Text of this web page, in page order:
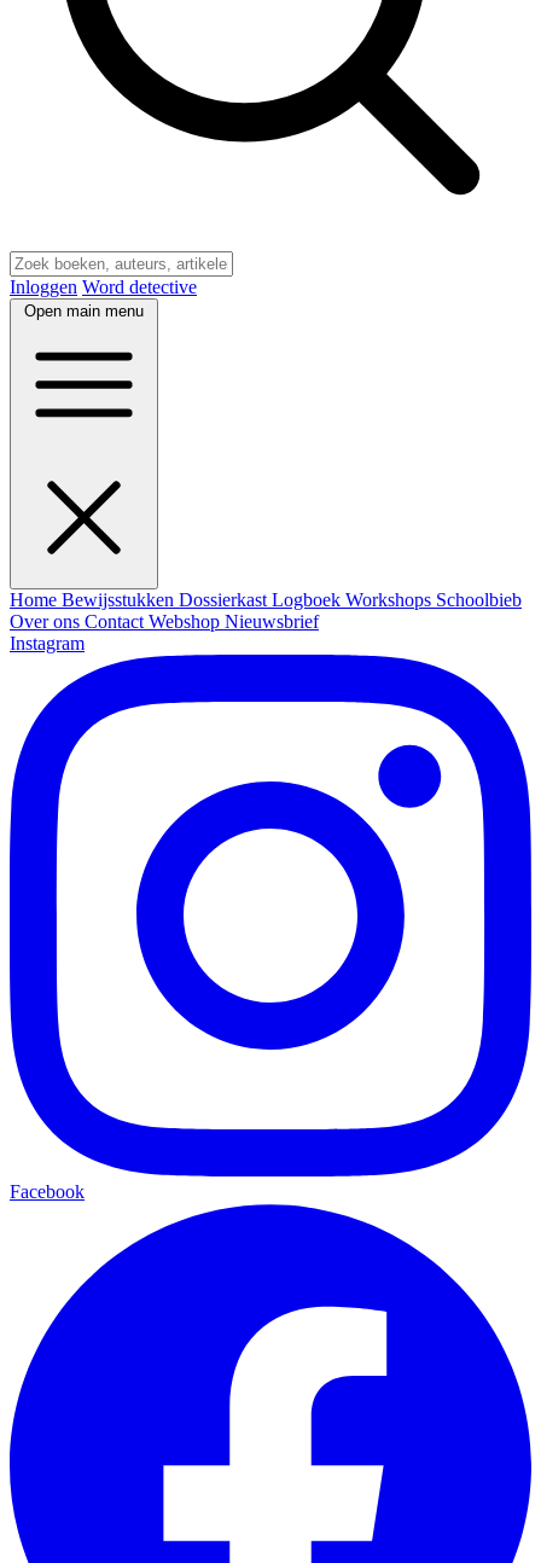
Inloggen Word detective
Open main menu
Home Bewijsstukken Dossierkast Logboek Workshops Schoolbieb
Over ons Contact Webshop Nieuwsbrief
Instagram
Facebook